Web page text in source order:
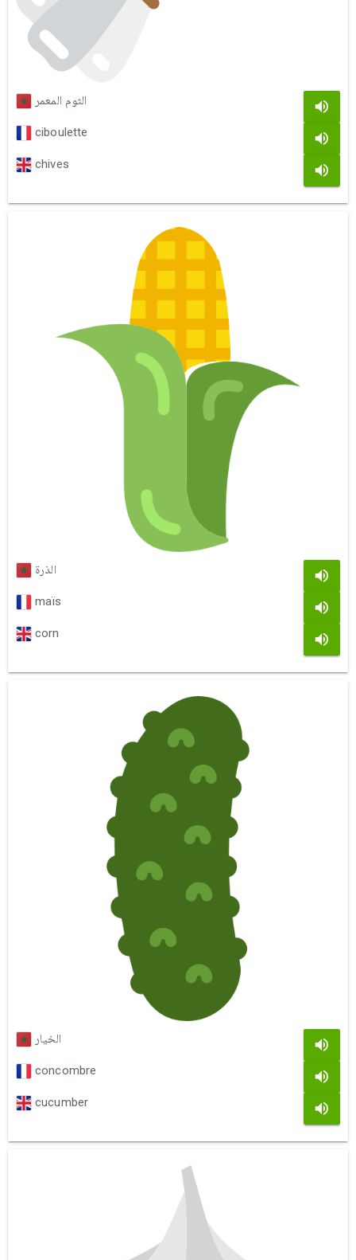
الثوم المعمر
ciboulette
chives
الذرة
maïs
corn
الخيار
concombre
cucumber